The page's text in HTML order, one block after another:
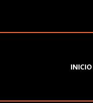
INICIO